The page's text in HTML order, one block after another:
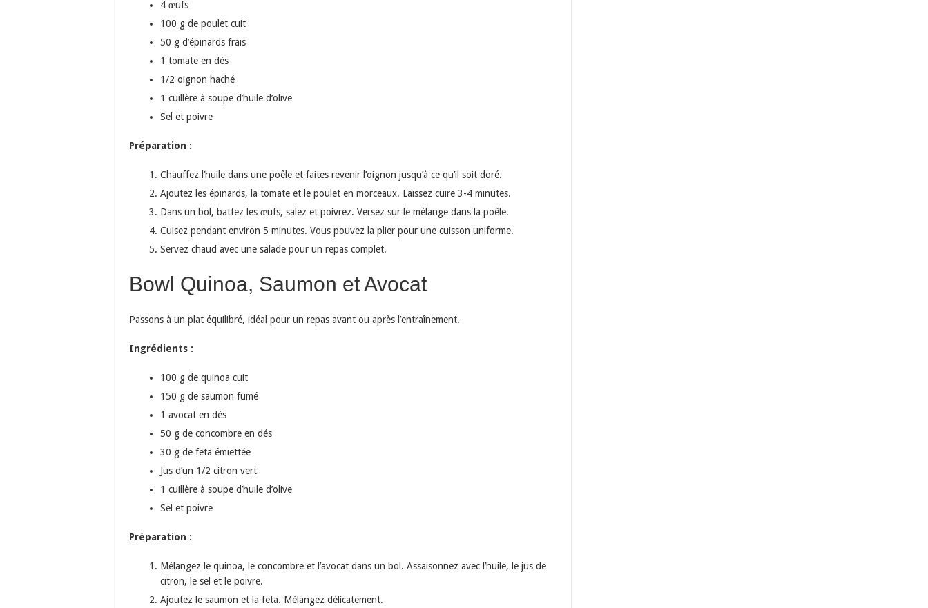
4 œufs
100 g de poulet cuit
50 g d’épinards frais
1 tomate en dés
1/2 oignon haché
1 cuillère à soupe d’huile d’olive
Sel et poivre
Préparation :
Chauffez l’huile dans une poêle et faites revenir l’oignon jusqu’à ce qu’il soit doré.
Ajoutez les épinards, la tomate et le poulet en morceaux. Laissez cuire 3-4 minutes.
Dans un bol, battez les œufs, salez et poivrez. Versez sur le mélange dans la poêle.
Cuisez pendant environ 5 minutes. Vous pouvez la plier pour une cuisson uniforme.
Servez chaud avec une salade pour un repas complet.
Bowl Quinoa, Saumon et Avocat
Passons à un plat équilibré, idéal pour un repas avant ou après l’entraînement.
Ingrédients :
100 g de quinoa cuit
150 g de saumon fumé
1 avocat en dés
50 g de concombre en dés
30 g de feta émiettée
Jus d’un 1/2 citron vert
1 cuillère à soupe d’huile d’olive
Sel et poivre
Préparation :
Mélangez le quinoa, le concombre et l’avocat dans un bol. Assaisonnez avec l’huile, le jus de
citron, le sel et le poivre.
Ajoutez le saumon et la feta. Mélangez délicatement.